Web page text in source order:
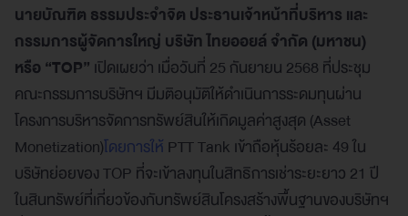
นายบัณฑิต ธรรมประจำจิต ประธานเจ้าหน้าที่บริหาร และ
กรรมการผู้จัดการใหญ่ บริษัท ไทยออยล์ จำกัด (มหาชน)
หรือ “TOP” เปิดเผยว่า เมื่อวันที่ 25 กันยายน 2568 ที่ประชุม
คณะกรรมการบริษัทฯ มีมติอนุมัติให้ดำเนินการระดมทุนผ่าน
โครงการบริหารจัดการทรัพย์สินให้เกิดมูลค่าสูงสุด (Asset
Monetization)โดยการให้ PTT Tank เข้าถือหุ้นร้อยละ 49 ใน
บริษัทย่อยของ TOP ที่จะเข้าลงทุนในสิทธิการเช่าระยะยาว 21 ปี
ในสินทรัพย์ที่เกี่ยวข้องกับทรัพย์สินโครงสร้างพื้นฐานของบริษัทฯ